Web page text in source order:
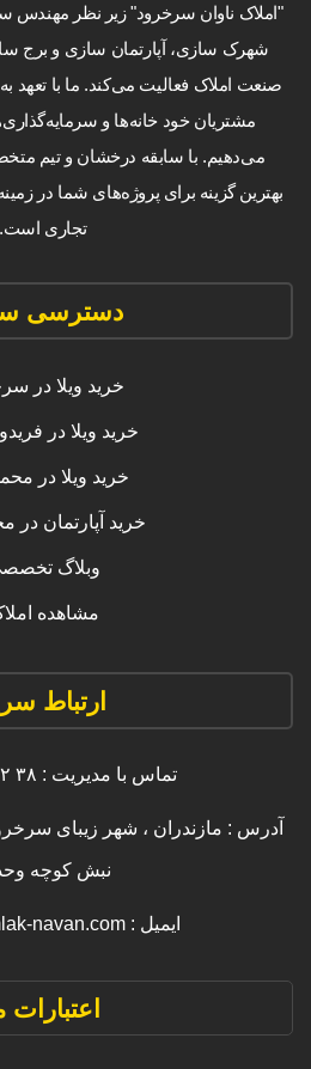
"املاک ناوان سرخرود" زیر نظر مهندس
شهرک سازی، آپارتمان سازی و برج
صنعت املاک فعالیت می‌کند. ما با تعهد
مشتریان خود خانه‌ها و
می‌دهیم. با سابقه درخشان و تیم
بهترین گزینه برای پروژه‌های شما در
تجاری است.
دسترسی
خرید ویلا در
خرید ویلا در
خرید ویلا در
خرید آپارتمان در
وبلاگ
مشاهده
ارتباط
تماس با مدیریت : ۳۸ ۲۲۲۲۲ ۰۹۱۱
آدرس : مازندران ، شهر زیبای
نبش کوچه
ایمیل : info [@] amlak-navan.com
اعتبارات